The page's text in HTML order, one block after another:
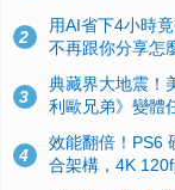
2
用AI省下4小時
不再跟你分享怎
3
典藏界大地震！
利歐兄弟》變體
4
效能翻倍！PS6
合架構，4K